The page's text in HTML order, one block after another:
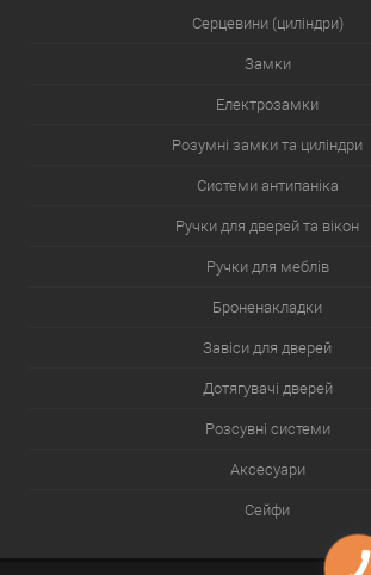
Серцевини (циліндри)
Замки
Електрозамки
Розумні замки та циліндри
Системи антипаніка
Ручки для дверей та вікон
Ручки для меблів
Броненакладки
Завіси для дверей
Дотягувачі дверей
Розсувні системи
Аксесуари
Сейфи